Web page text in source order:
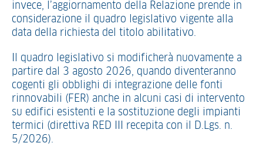
invece, l’aggiornamento della Relazione prende in
considerazione il quadro legislativo vigente alla
data della richiesta del titolo abilitativo.
Il quadro legislativo si modificherà nuovamente a
partire dal 3 agosto 2026, quando diventeranno
cogenti gli obblighi di integrazione delle fonti
rinnovabili (FER) anche in alcuni casi di intervento
su edifici esistenti e la sostituzione degli impianti
termici (direttiva RED III recepita con il D.Lgs. n.
5/2026).